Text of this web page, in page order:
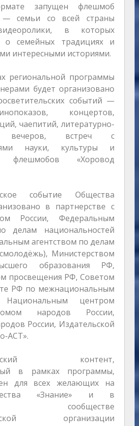
запущен флешмоб
семьи со всей страны
в которых
о семейных традициях и
интересными историями.
региональной программы
будет организовано
событий —
концертов,
чаепитий, литературно-
вечеров, встреч с
науки, культуры и
флешмобов «Хоровод
событие Общества
в партнерстве с
России, Федеральным
делам национальностей
агентством по делам
Министерством
образования РФ,
просвещения РФ, Советом
РФ по межнациональным
Национальным центром
народов России,
России, Издательской
АСТ».
контент,
в рамках программы,
для всех желающих на
«Знание» и в
сообществе
организации